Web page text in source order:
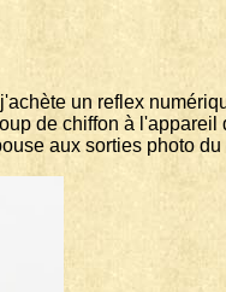
un reflex
de chiffon à
aux sorties photo du